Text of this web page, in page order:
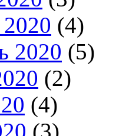
(4)
2020 (5)
(2)
(4)